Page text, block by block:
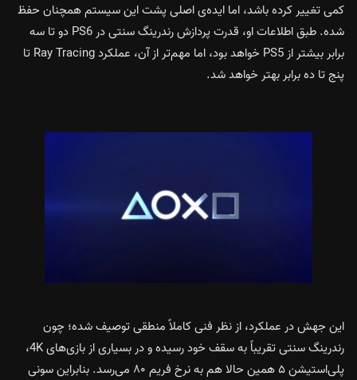
کمی تغییر کرده باشد، اما ایده‌ی اصلی پشت این سیستم همچنان حفظ
شده. طبق اطلاعات او، قدرت پردازش رندرینگ سنتی در PS6 دو تا سه
برابر بیشتر از PS5 خواهد بود، اما مهم‌تر از آن، عملکرد Ray Tracing تا
پنج تا ده برابر بهتر خواهد شد.
این جهش در عملکرد، از نظر فنی کاملاً منطقی توصیف شده؛ چون
رندرینگ سنتی تقریباً به سقف خود رسیده و در بسیاری از بازی‌های 4K،
پلی‌استیشن ۵ همین حالا هم به نرخ فریم ۸۰ می‌رسد. بنابراین سونی